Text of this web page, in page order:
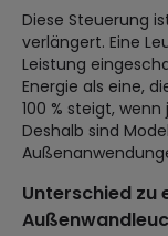
Diese Steuerung
verlängert. Eine
Leistung
Energie als eine,
100 % steigt,
Deshalb sind
Unterschied zu